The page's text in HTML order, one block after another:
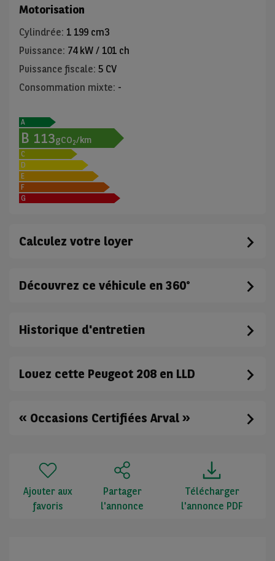
Motorisation
Cylindrée: 1 199 cm3
Puissance: 74 kW / 101 ch
Puissance fiscale: 5 CV
Consommation mixte: -
A
B 113gCO2/km
C
D
E
F
G
Calculez votre loyer
Découvrez ce véhicule en 360°
Historique d'entretien
Louez cette Peugeot 208 en LLD
« Occasions Certifiées Arval »
Ajouter aux
favoris
Partager
l'annonce
Télécharger
l'annonce PDF